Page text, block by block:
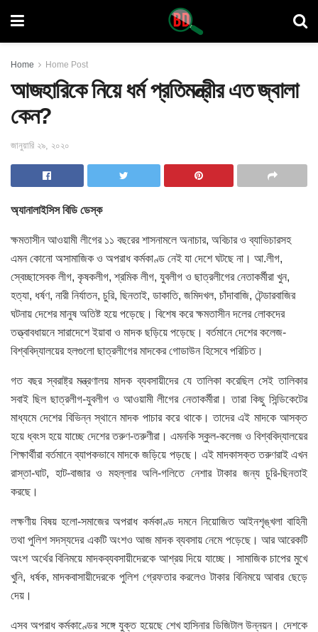
Home Home Post
আজহারিকে নিয়ে ধর্ম প্রতিমন্ত্রীর এত জ্বালা
কেন?
জানুয়ারি ২৯, ২০২০
অ্যানালাইসিস বিডি ডেস্ক
ক্ষমতাসীন আওয়ামী লীগের ১১ বছরের শাসনামলে অনাচার, অবিচার ও ব্যাভিচারসহ
এমন কোনো অসামাজিক ও অপরাধ কর্মকাণ্ড নেই যা দেশে ঘটছে না । আ.লীগ,
স্বেচ্ছাসেবক লীগ, কৃষকলীগ, শ্রমিক লীগ, যুবলীগ ও ছাত্রলীগের নেতাকর্মীরা খুন,
হত্যা, ধর্ষণ, নারী নির্যাতন, চুরি, ছিনতাই, ডাকাতি, জমিদখল, চাঁদাবাজি, টেন্ডারবাজির
ঘটনায় দেশের মানুষ অতিষ্ট হয়ে পড়েছে। বিশেষ করে ক্ষমতাসীন দলের লোকদের
তত্ত্বাবধায়নে সারাদেশে ইয়াবা ও মাদক ছড়িয়ে পড়েছে। বর্তমানে দেশের কলেজ-
বিশ্ববিদ্যালয়ের হলগুলো ছাত্রলীগের মাদকের গোডাউন হিসেবে পরিচিত।
গত বছর স্বরাষ্ট্র মন্ত্রণালয় মাদক ব্যবসায়ীদের যে তালিকা করেছিল সেই তালিকার
সবাই ছিল ছাত্রলীগ-যুবলীগ ও আওয়ামী লীগের নেতাকর্মীরা। তারা কিছু সিন্ডিকেটের
মাধ্যমে দেশের বিভিন্ন স্থানে মাদক পাচার করে থাকে। তাদের এই মাদকে আসক্ত
হয়ে ধ্বংস হয়ে যাচ্ছে দেশের তরুণ-তরুণীরা। এমনকি স্কুল-কলেজ ও বিশ্ববিদ্যালয়ের
শিক্ষার্থীরা বর্তমানে ব্যাপকভাবে মাদকে জড়িয়ে পড়ছে। এই মাদকাসক্ত তরুণরাই এখন
রাস্তা-ঘাট, হাট-বাজার ও মহল্লার অলি-গলিতে নেশার টাকার জন্য চুরি-ছিনতাই
করছে।
লক্ষণীয় বিষয় হলো-সমাজের অপরাধ কর্মকাণ্ড দমনে নিয়োজিত আইনশৃঙ্খলা বাহিনী
তথা পুলিশ সদস্যদের একটি অংশও আজ মাদক ব্যবসায় নেমে পড়েছে। আর আরেকটি
অংশ অর্থের বিনিময়ে মাদকব্যবসায়ীদেরকে আশ্রয় দিয়ে যাচ্ছে। সামাজিক চাপের মুখে
খুনি, ধর্ষক, মাদকবাসায়ীদেরকে পুলিশ গ্রেফতার করলেও টাকার বিনিময়ে আবার ছেড়ে
দেয়।
এসব অপরাধ কর্মকাণ্ডের সঙ্গে যুক্ত হয়েছে শেখ হাসিনার ডিজিটাল উন্নয়ন। দেশকে